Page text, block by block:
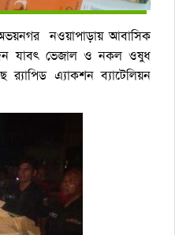
নওয়াপাড়ায় আবাসিক
যাবৎ ভেজাল ও নকল ওষুধ
র‌্যাপিড এ্যাকশন ব্যাটেলিয়ন